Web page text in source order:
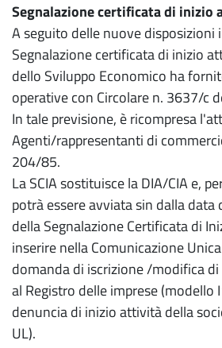
Segnalazione certificata di inizio
A seguito delle nuove disposizioni
Segnalazione certificata di inizio
dello Sviluppo Economico ha
operative con Circolare n. 3637/c
In tale previsione, è ricompresa
Agenti/rappresentanti di
204/85.
La SCIA sostituisce la DIA/CIA e,
potrà essere avviata sin dalla data
della Segnalazione Certificata di
inserire nella Comunicazione
domanda di iscrizione /modifica
al Registro delle imprese (modello
denuncia di inizio attività della
UL).